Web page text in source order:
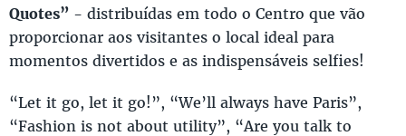
Quotes” - distribuídas em todo o Centro que vão
proporcionar aos visitantes o local ideal para
momentos divertidos e as indispensáveis selfies!
“Let it go, let it go!”, “We’ll always have Paris”,
“Fashion is not about utility”, “Are you talk to